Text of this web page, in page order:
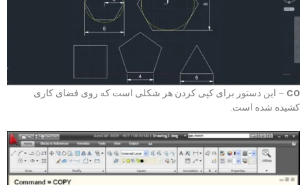
CO – این دستور برای کپی کردن هر شکلی است که روی فضای کاری
کشیده شده است.